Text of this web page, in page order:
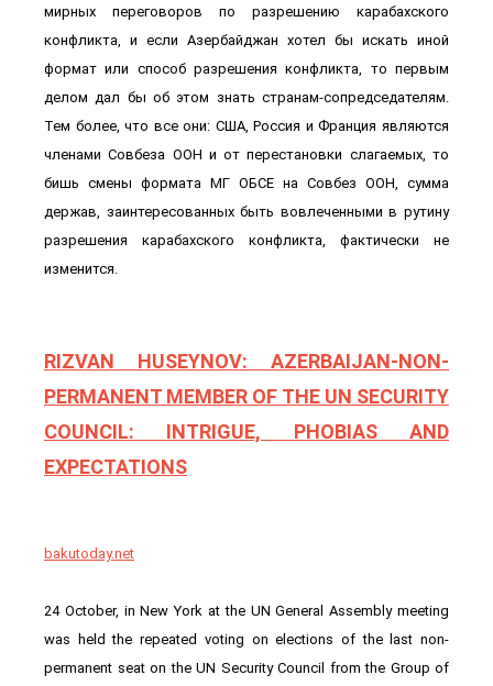
мирных переговоров по разрешению карабахского
конфликта, и если Азербайджан хотел бы искать иной
формат или способ разрешения конфликта, то первым
делом дал бы об этом знать странам-сопредседателям.
Тем более, что все они: США, Россия и Франция являются
членами Совбеза ООН и от перестановки слагаемых, то
бишь смены формата МГ ОБСЕ на Совбез ООН, сумма
держав, заинтересованных быть вовлеченными в рутину
разрешения карабахского конфликта, фактически не
изменится.
RIZVAN HUSEYNOV: AZERBAIJAN-NON-
PERMANENT MEMBER OF THE UN SECURITY
COUNCIL: INTRIGUE, PHOBIAS AND
EXPECTATIONS
bakutoday.net
24 October, in New York at the UN General Assembly meeting
was held the repeated voting on elections of the last non-
permanent seat on the UN Security Council from the Group of